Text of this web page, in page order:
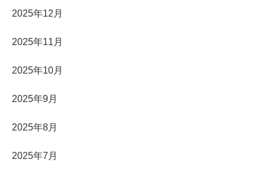
2025年12月
2025年11月
2025年10月
2025年9月
2025年8月
2025年7月